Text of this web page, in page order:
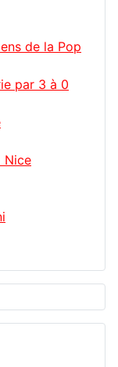
de la Pop
par 3 à 0
Nice